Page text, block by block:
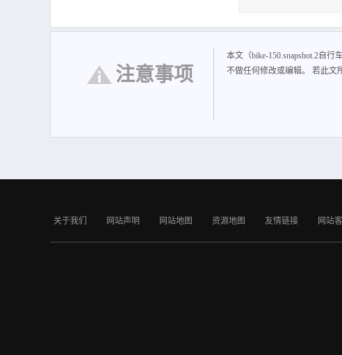
注意事项
本文（bike-150.snapshot.2自
不做任何修改或编辑。 若此文
关于我们 网站声明 网站地图 资源地图 友情链接 网站